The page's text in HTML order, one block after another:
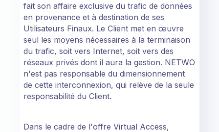
fait son affaire exclusive du trafic de données
en provenance et à destination de ses
Utilisateurs Finaux. Le Client met en œuvre
seul les moyens nécessaires à la terminaison
du trafic, soit vers Internet, soit vers des
réseaux privés dont il aura la gestion. NETWO
n'est pas responsable du dimensionnement
de cette interconnexion, qui relève de la seule
responsabilité du Client.
Dans le cadre de l'offre Virtual Access,